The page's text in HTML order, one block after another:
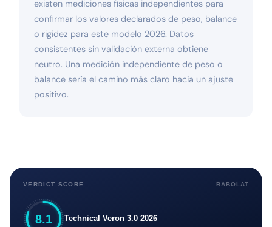
existen mediciones físicas independientes para
confirmar los valores declarados de peso, balance
o rigidez para este modelo 2026. Datos
consistentes sin validación externa obtiene
neutro. Una medición independiente de peso o
balance sería el camino más claro hacia un ajuste
positivo.
VERDICT SCORE BABOLAT
8.1 Technical Veron 3.0 2026